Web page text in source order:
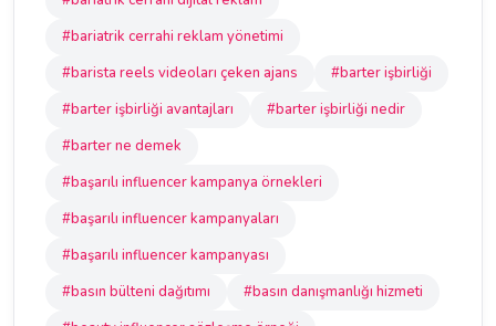
#bariatrik cerrahi reklam yönetimi
#barista reels videoları çeken ajans
#barter işbirliği
#barter işbirliği avantajları
#barter işbirliği nedir
#barter ne demek
#başarılı influencer kampanya örnekleri
#başarılı influencer kampanyaları
#başarılı influencer kampanyası
#basın bülteni dağıtımı
#basın danışmanlığı hizmeti